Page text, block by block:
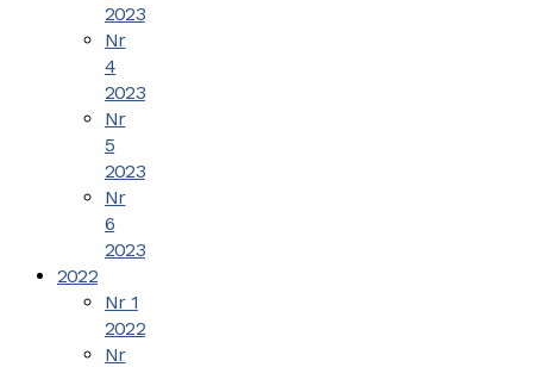
2023
Nr
4
2023
Nr
5
2023
Nr
6
2023
2022
Nr 1
2022
Nr